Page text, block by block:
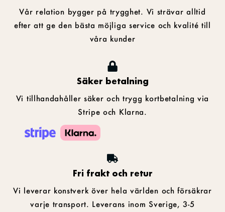
Vår relation bygger på trygghet. Vi strävar alltid
efter att ge den bästa möjliga service och kvalité till
våra kunder
Säker betalning
Vi tillhandahåller säker och trygg kortbetalning via
Stripe och Klarna.
Fri frakt och retur
Vi leverar konstverk över hela världen och försäkrar
varje transport. Leverans inom Sverige, 3-5